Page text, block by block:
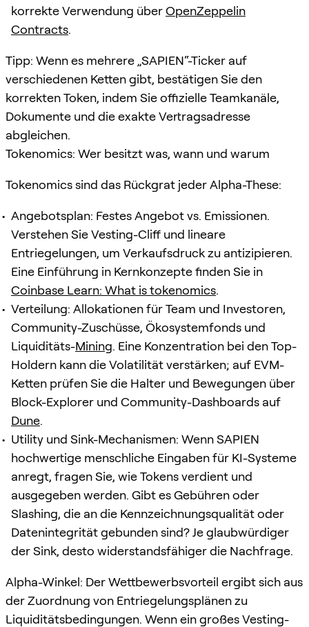
korrekte Verwendung überOpenZeppelin
Contracts.
Tipp: Wenn es mehrere „SAPIEN“-Ticker auf
verschiedenen Ketten gibt, bestätigen Sie den
korrekten Token, indem Sie offizielle Teamkanäle,
Dokumente und die exakte Vertragsadresse
abgleichen.
Tokenomics: Wer besitzt was, wann und warum
Tokenomics sind das Rückgrat jeder Alpha-These:
Angebotsplan: Festes Angebot vs. Emissionen.
Verstehen Sie Vesting-Cliff und lineare
Entriegelungen, um Verkaufsdruck zu antizipieren.
Eine Einführung in Kernkonzepte finden Sie in
Coinbase Learn: What is tokenomics.
Verteilung: Allokationen für Team und Investoren,
Community-Zuschüsse, Ökosystemfonds und
Liquiditäts-Mining. Eine Konzentration bei den Top-
Holdern kann die Volatilität verstärken; auf EVM-
Ketten prüfen Sie die Halter und Bewegungen über
Block-Explorer und Community-Dashboards auf
Dune.
Utility und Sink-Mechanismen: Wenn SAPIEN
hochwertige menschliche Eingaben für KI-Systeme
anregt, fragen Sie, wie Tokens verdient und
ausgegeben werden. Gibt es Gebühren oder
Slashing, die an die Kennzeichnungsqualität oder
Datenintegrität gebunden sind? Je glaubwürdiger
der Sink, desto widerstandsfähiger die Nachfrage.
Alpha-Winkel: Der Wettbewerbsvorteil ergibt sich aus
der Zuordnung von Entriegelungsplänen zu
Liquiditätsbedingungen. Wenn ein großes Vesting-